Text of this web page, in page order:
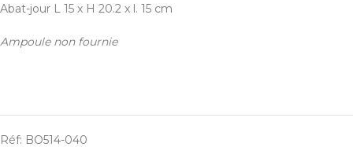
Abat-jour L 15 x H 20.2 x l. 15 cm
Ampoule non fournie
Réf: BO514-040